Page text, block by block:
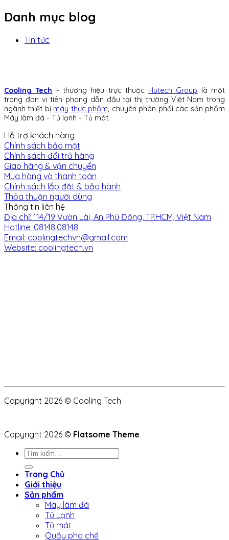
Danh mục blog
Tin tức
Cooling Tech - thương hiệu trực thuộc Hutech Group là một
trong đơn vị tiên phong dẫn đầu tại thị trường Việt Nam trong
ngành thiết bị máy thực phẩm, chuyên phân phối các sản phẩm
Máy làm đá - Tủ lạnh - Tủ mát.
Hỗ trợ khách hàng
Chính sách bảo mật
Chính sách đổi trả hàng
Giao hàng & vận chuyển
Mua hàng và thanh toán
Chính sách lắp đặt & bảo hành
Thỏa thuận người dùng
Thông tin liên hệ
Địa chỉ: 114/19 Vườn Lài, An Phú Đông, TP.HCM, Việt Nam
Hotline: 08148.08148
Email: coolingtechvn@gmail.com
Website: coolingtech.vn
Copyright 2026 © Cooling Tech
Copyright 2026 © Flatsome Theme
Tìm
kiếm:
Trang Chủ
Giới thiệu
Sản phẩm
Máy làm đá
Tủ Lạnh
Tủ mát
Quầy pha chế